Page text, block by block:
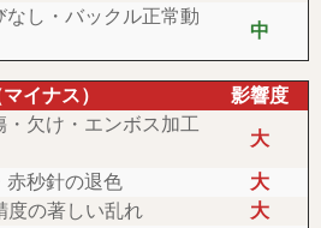
し・バックル正常動
中
イナス）
影響度
欠け・エンボス加工
大
赤秒針の退色
大
度の著しい乱れ
大